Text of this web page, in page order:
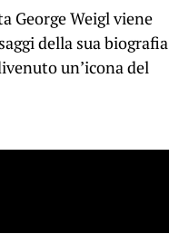
George Weigl viene
della sua biografia
un’icona del